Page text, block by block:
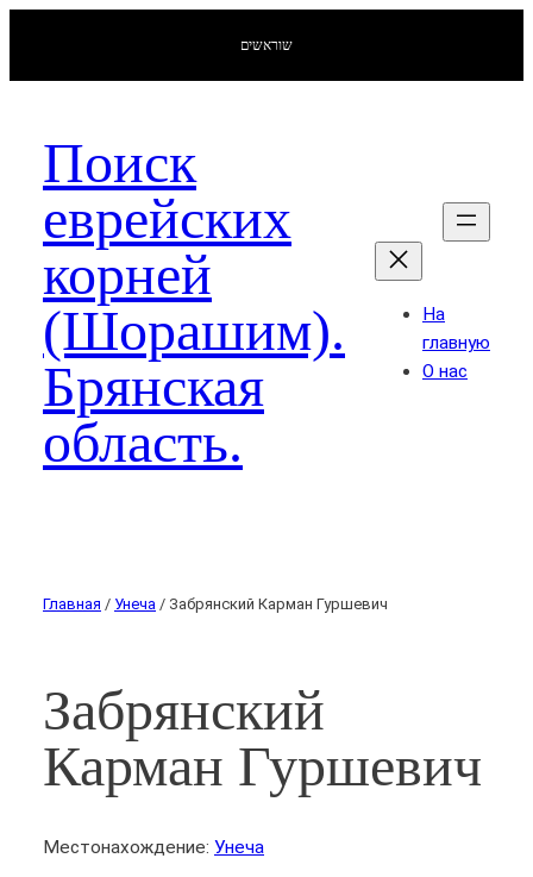
שוראשים
Поиск
еврейских
корней
(Шорашим).
Брянская
область.
На
главную
О нас
Главная / Унеча / Забрянский Карман Гуршевич
Забрянский
Карман Гуршевич
Местонахождение: Унеча